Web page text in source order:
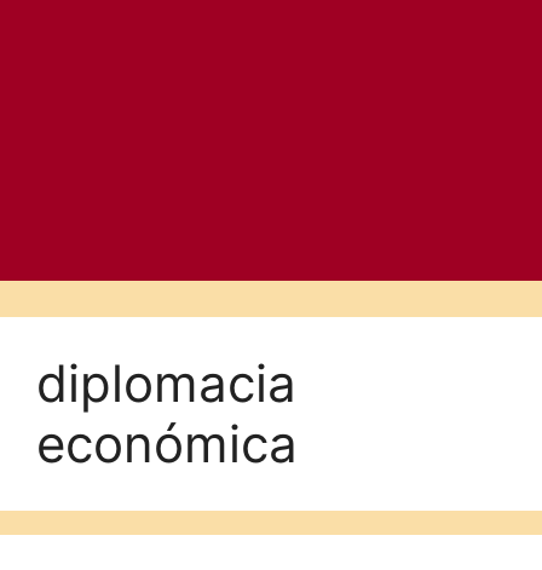
diplomacia
económica